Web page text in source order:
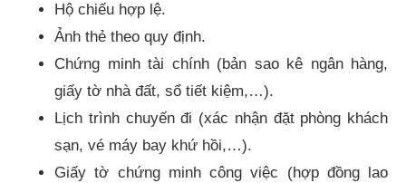
Hộ chiếu hợp lệ.
Ảnh thẻ theo quy định.
Chứng minh tài chính (bản sao kê ngân hàng,
giấy tờ nhà đất, sổ tiết kiệm,…).
Lịch trình chuyến đi (xác nhận đặt phòng khách
sạn, vé máy bay khứ hồi,…).
Giấy tờ chứng minh công việc (hợp đồng lao